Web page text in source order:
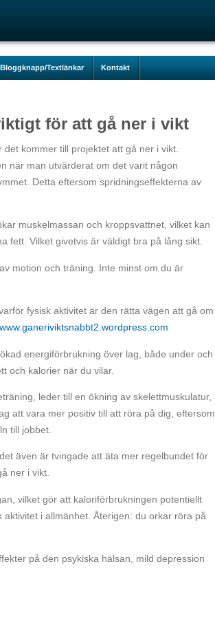
Bloggknapp/Textlänkar Kontakt
för att gå ner i vikt
kommer till projektet att gå ner i vikt.
när man utvärderat om det varit någon
Detta eftersom spridningseffekterna av
muskelmassan och kroppsvattnet, vilket kan
fett. Vilket givetvis är väldigt bra på lång sikt.
motion och träning. Inte minst om du är
fysisk aktivitet är den rätta vägen att gå om
www.ganeriviktsnabbt2.wordpress.com
energiförbrukning över lag, både under och
och kalorier när du vilar.
leder till en ökning av skelettmuskulatur,
att vara mer positiv till att röra på dig, eftersom
till jobbet.
även är tvingade att äta mer regelbundet för
ner i vikt.
vilket gör att kaloriförbrukningen potentiellt
i allmänhet. Återigen: du orkar röra på
på den psykiska hälsan, mild depression